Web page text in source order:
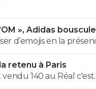
», Adidas
d’emojis en la
de l enfance lié à ces
adhérer à son
d’une « élite »
retenu à Paris
140 au Réal c'est